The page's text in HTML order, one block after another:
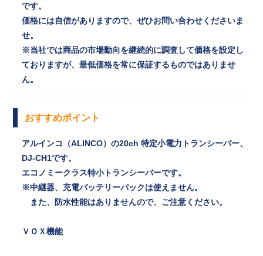
です。
価格には自信がありますので、ぜひお問い合わせくださいま
せ。
※当社では商品の市場動向を継続的に調査して価格を設定し
ておりますが、最低価格を常に保証するものではありませ
ん。
おすすめポイント
アルインコ（ALINCO）の20ch 特定小電力トランシーバー、
DJ-CH1です。
エコノミークラス特小トランシーバーです。
※中継器、充電バッテリーパックは使えません。
また、防水性能はありませんので、ご注意ください。
ＶＯＸ機能